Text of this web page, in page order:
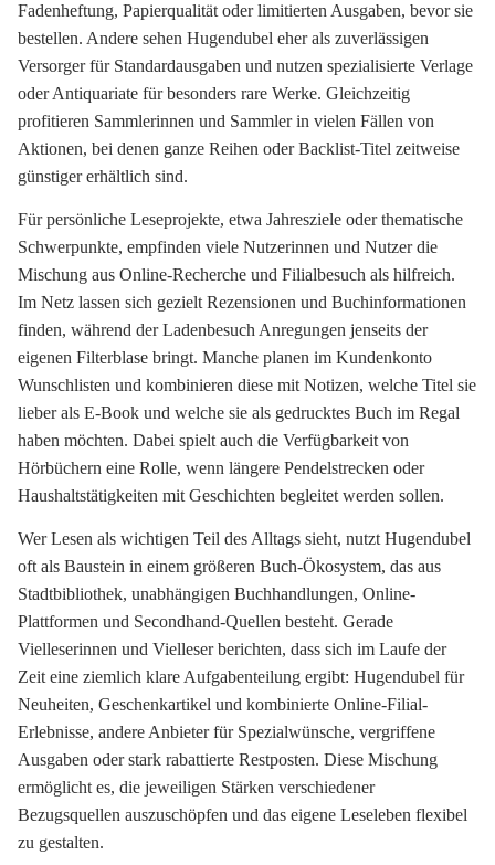
Fadenheftung, Papierqualität oder limitierten Ausgaben, bevor sie
bestellen. Andere sehen Hugendubel eher als zuverlässigen
Versorger für Standardausgaben und nutzen spezialisierte Verlage
oder Antiquariate für besonders rare Werke. Gleichzeitig
profitieren Sammlerinnen und Sammler in vielen Fällen von
Aktionen, bei denen ganze Reihen oder Backlist-Titel zeitweise
günstiger erhältlich sind.
Für persönliche Leseprojekte, etwa Jahresziele oder thematische
Schwerpunkte, empfinden viele Nutzerinnen und Nutzer die
Mischung aus Online-Recherche und Filialbesuch als hilfreich.
Im Netz lassen sich gezielt Rezensionen und Buchinformationen
finden, während der Ladenbesuch Anregungen jenseits der
eigenen Filterblase bringt. Manche planen im Kundenkonto
Wunschlisten und kombinieren diese mit Notizen, welche Titel sie
lieber als E-Book und welche sie als gedrucktes Buch im Regal
haben möchten. Dabei spielt auch die Verfügbarkeit von
Hörbüchern eine Rolle, wenn längere Pendelstrecken oder
Haushaltstätigkeiten mit Geschichten begleitet werden sollen.
Wer Lesen als wichtigen Teil des Alltags sieht, nutzt Hugendubel
oft als Baustein in einem größeren Buch-Ökosystem, das aus
Stadtbibliothek, unabhängigen Buchhandlungen, Online-
Plattformen und Secondhand-Quellen besteht. Gerade
Vielleserinnen und Vielleser berichten, dass sich im Laufe der
Zeit eine ziemlich klare Aufgabenteilung ergibt: Hugendubel für
Neuheiten, Geschenkartikel und kombinierte Online-Filial-
Erlebnisse, andere Anbieter für Spezialwünsche, vergriffene
Ausgaben oder stark rabattierte Restposten. Diese Mischung
ermöglicht es, die jeweiligen Stärken verschiedener
Bezugsquellen auszuschöpfen und das eigene Leseleben flexibel
zu gestalten.